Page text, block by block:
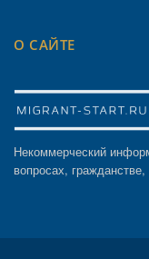
О САЙТЕ
Некоммерческий
вопросах,